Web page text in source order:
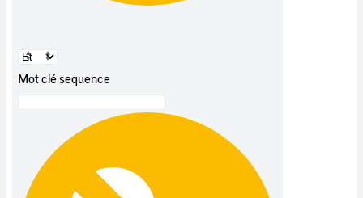
Mot clé sequence